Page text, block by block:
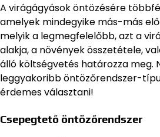
A virágágyások öntözésére
amelyek mindegyike más-más
melyik a legmegfelelőbb, azt a
alakja, a növények összetétele,
álló költségvetés határozza meg.
leggyakoribb öntözőrendszer-
érdemes választani!
Csepegtető öntözőrendszer